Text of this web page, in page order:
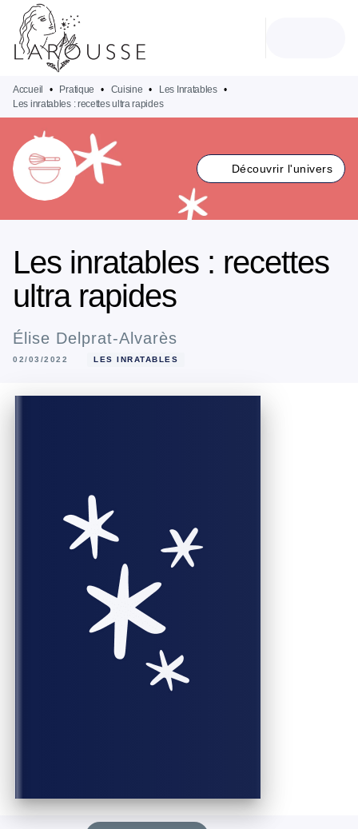
MENU
PIED DE PAGE
Accueil • Pratique • Cuisine • Les Inratables •
Les inratables : recettes ultra rapides
Découvrir l'univers
Les inratables : recettes
ultra rapides
Élise Delprat-Alvarès
02/03/2022 LES INRATABLES